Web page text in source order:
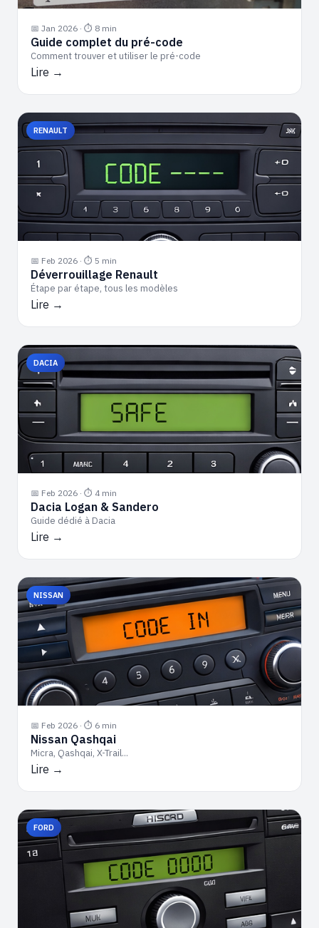
📅 Jan 2026 · ⏱ 8 min
Guide complet du pré-code
Comment trouver et utiliser le pré-code
Lire →
RENAULT
📅 Feb 2026 · ⏱ 5 min
Déverrouillage Renault
Étape par étape, tous les modèles
Lire →
DACIA
📅 Feb 2026 · ⏱ 4 min
Dacia Logan & Sandero
Guide dédié à Dacia
Lire →
NISSAN
📅 Feb 2026 · ⏱ 6 min
Nissan Qashqai
Micra, Qashqai, X-Trail...
Lire →
FORD